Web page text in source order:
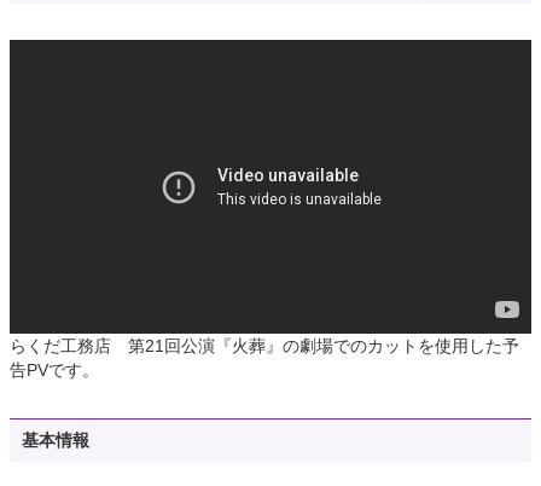
らくだ工務店 第21回公演『火葬』の劇場でのカットを使用した予
告PVです。
基本情報